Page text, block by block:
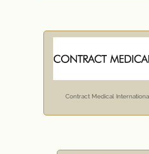
Contract Medical